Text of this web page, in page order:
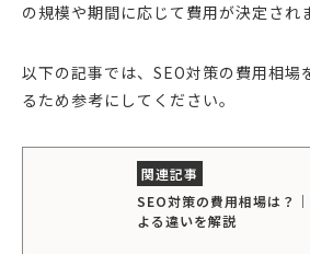
の規模や期間に応じて費用が決定され
以下の記事では、SEO対策の費用相場
るため参考にしてください。
SEO対策の費用相場は？
よる違いを解説